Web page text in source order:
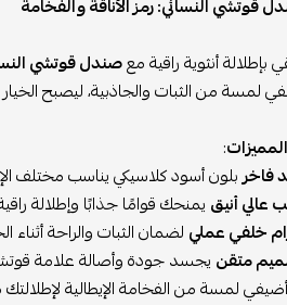
قوتشي النسائي: رمز الأناقة والفخامة
بإطلالة أنثوية راقية معصندل قوتشي
لمسة من الثبات والجاذبية، ليصبح
المميزات:
فاخربلون أسود كلاسيكي يناسب مختلف
عالي أنيق يمنحك قوامًا جذابًا وإطلالة
خلفي عملي لضمان الثبات والراحة أثناء
متقن يجسد جودة وأصالة علامة
لمسة من الفخامة الإيطالية